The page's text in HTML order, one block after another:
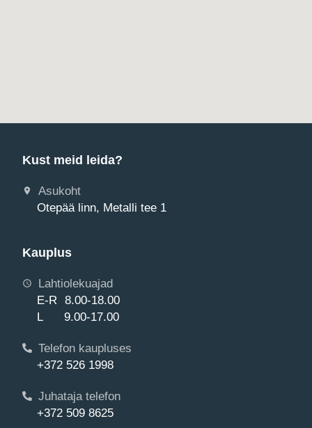
Kust meid leida?
Asukoht
Otepää linn, Metalli tee 1
Kauplus
Lahtiolekuajad
E-R 8.00-18.00
L 9.00-17.00
Telefon kaupluses
+372 526 1998
Juhataja telefon
+372 509 8625